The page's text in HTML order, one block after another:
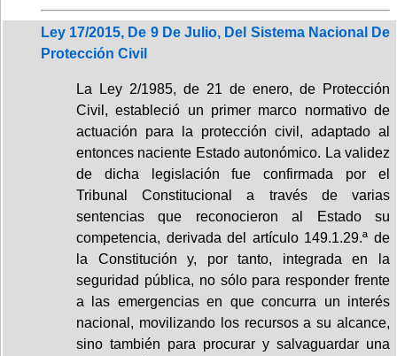
Ley 17/2015, De 9 De Julio, Del Sistema Nacional De
Protección Civil
La Ley 2/1985, de 21 de enero, de Protección
Civil, estableció un primer marco normativo de
actuación para la protección civil, adaptado al
entonces naciente Estado autonómico. La validez
de dicha legislación fue confirmada por el
Tribunal Constitucional a través de varias
sentencias que reconocieron al Estado su
competencia, derivada del artículo 149.1.29.ª de
la Constitución y, por tanto, integrada en la
seguridad pública, no sólo para responder frente
a las emergencias en que concurra un interés
nacional, movilizando los recursos a su alcance,
sino también para procurar y salvaguardar una